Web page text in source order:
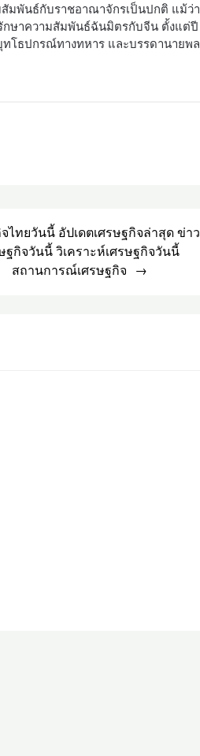
สัมพันธ์กับราชอาณาจักรเป็นปกติ แม้ว่า
กษาความสัมพันธ์ฉันมิตรกับจีน ตั้งแต่ปี
ทโธปกรณ์ทางทหาร และบรรดานายพล
ไทยวันนี้ อัปเดตเศรษฐกิจล่าสุด ข่าว
ฐกิจวันนี้ วิเคราะห์เศรษฐกิจวันนี้
สถานการณ์เศรษฐกิจ